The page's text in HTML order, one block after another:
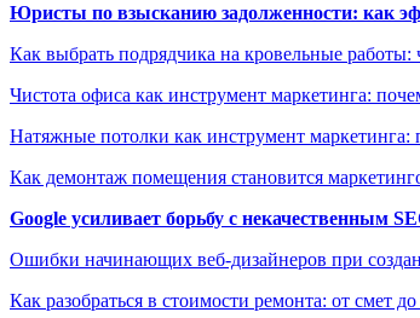
Юристы по взысканию задолженности: как
Как выбрать подрядчика на кровельные работы:
Чистота офиса как инструмент маркетинга:
Натяжные потолки как инструмент
Как демонтаж помещения становится
Google усиливает борьбу с некачественным
Ошибки начинающих веб-дизайнеров при
Как разобраться в стоимости ремонта: от смет